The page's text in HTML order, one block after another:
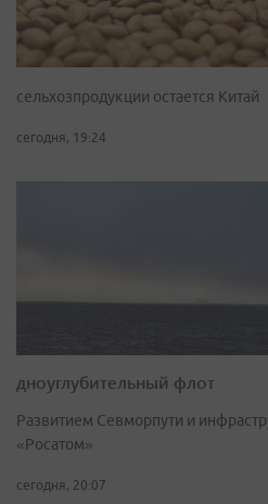
сельхозпродукции остается Китай
сегодня, 19:24
дноуглубительный флот
Развитием Севморпути и
«Росатом»
сегодня, 20:07